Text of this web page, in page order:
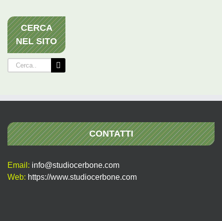
CERCA
NEL SITO
Cerca
per:
CONTATTI
Email: info@studiocerbone.com
Web: https://www.studiocerbone.com